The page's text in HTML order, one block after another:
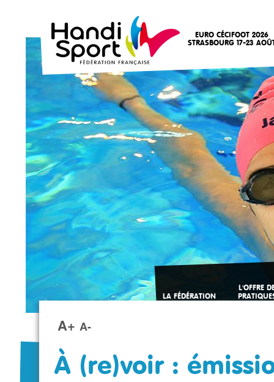
EURO CÉCIFOOT 2026
STRASBOURG 17-23
LA FÉDÉRATION
L'OFFRE
A+ A-
À (re)voir :